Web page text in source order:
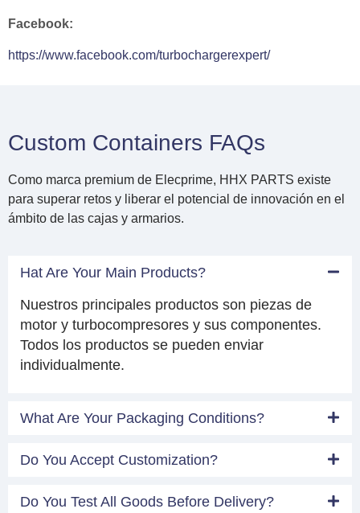
Facebook:
https://www.facebook.com/turbochargerexpert/
Custom Containers FAQs
Como marca premium de Elecprime, HHX PARTS existe
para superar retos y liberar el potencial de innovación en el
ámbito de las cajas y armarios.
Hat Are Your Main Products?
Nuestros principales productos son piezas de
motor y turbocompresores y sus componentes.
Todos los productos se pueden enviar
individualmente.
What Are Your Packaging Conditions?
Do You Accept Customization?
Do You Test All Goods Before Delivery?